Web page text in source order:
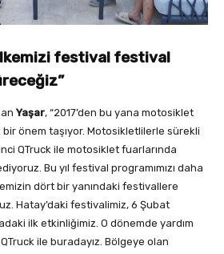
festival festival
Yaşar, “2017’den bu yana motosiklet
bir önem taşıyor. Motosikletlilerle sürekli
QTruck ile motosiklet fuarlarında
Bu yıl festival programımızı daha
dört bir yanındaki festivallere
Hatay’daki festivalimiz, 6 Şubat
ilk etkinliğimiz. O dönemde yardım
QTruck ile buradayız. Bölgeye olan